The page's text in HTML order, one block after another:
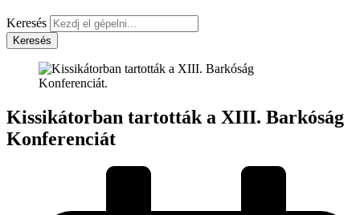
Keresés
Keresés
Kissikátorban tartották a XIII. Barkóság
Konferenciát